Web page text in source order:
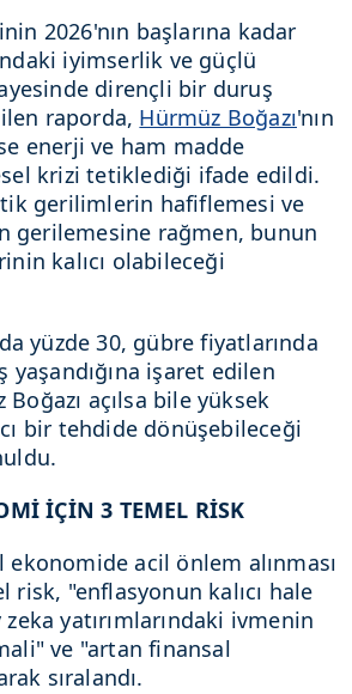
2026'nın başlarına kadar
iyimserlik ve güçlü
dirençli bir duruş
raporda, Hürmüz Boğazı'nın
enerji ve ham madde
krizi tetiklediği ifade edildi.
gerilimlerin hafiflemesi ve
gerilemesine rağmen, bunun
kalıcı olabileceği
yüzde 30, gübre fiyatlarında
yaşandığına işaret edilen
açılsa bile yüksek
bir tehdide dönüşebileceği
İÇİN 3 TEMEL RİSK
ekonomide acil önlem alınması
risk, "enflasyonun kalıcı hale
yatırımlarındaki ivmenin
ve "artan finansal
sıralandı.